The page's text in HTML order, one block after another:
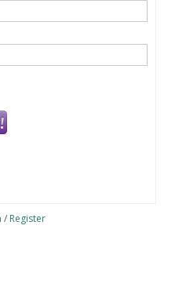
/ Register